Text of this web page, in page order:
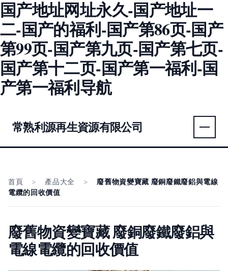
国产地址网址永久-国产地址一
二-国产的福利-国产第86页-国产
第99页-国产第九页-国产第七页-
国产第十二页-国产第一福利-国
产第一福利导航
常熟利源再生資源有限公司
首頁 > 產品大全 >
廢舊物資變寶藏 廢銅廢鐵廢鋁與電線
電纜的回收價值
廢舊物資變寶藏 廢銅廢鐵廢鋁與
電線電纜的回收價值